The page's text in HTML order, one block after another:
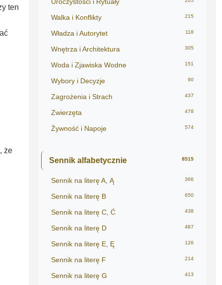
ten
że
Walka i Konflikty 215
Władza i Autorytet 118
Wnętrza i Architektura 305
Woda i Zjawiska Wodne 151
Wybory i Decyzje 90
Zagrożenia i Strach 437
Zwierzęta 478
Żywność i Napoje 574
Sennik alfabetycznie 8515
Sennik na literę A, Ą 366
Sennik na literę B 650
Sennik na literę C, Ć 438
Sennik na literę D 487
Sennik na literę E, Ę 126
Sennik na literę F 214
Sennik na literę G 413